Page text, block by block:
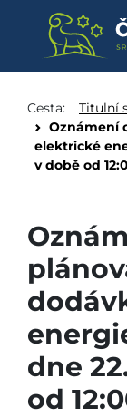
Cesta: Titulní
Oznámení
elektrické
v době od
dne
od